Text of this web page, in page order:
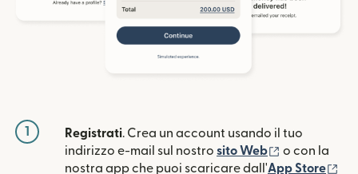
1 Registrati. Crea un account usando il tuo
indirizzo e-mail sul nostro sito Web (si apre in
o con la
nostra app che puoi scaricare dall'App Store